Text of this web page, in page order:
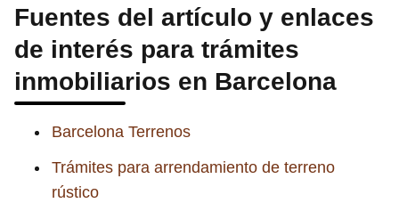
Fuentes del artículo y enlaces
de interés para trámites
inmobiliarios en Barcelona
Barcelona Terrenos
Trámites para arrendamiento de terreno
rústico